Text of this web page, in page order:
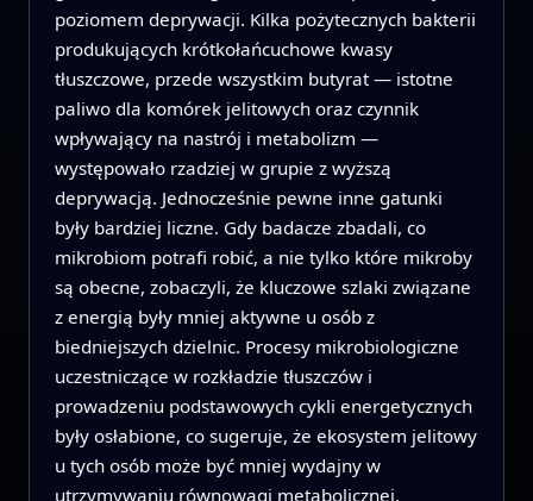
poziomem deprywacji. Kilka pożytecznych bakterii
produkujących krótkołańcuchowe kwasy
tłuszczowe, przede wszystkim butyrat — istotne
paliwo dla komórek jelitowych oraz czynnik
wpływający na nastrój i metabolizm —
występowało rzadziej w grupie z wyższą
deprywacją. Jednocześnie pewne inne gatunki
były bardziej liczne. Gdy badacze zbadali, co
mikrobiom potrafi robić, a nie tylko które mikroby
są obecne, zobaczyli, że kluczowe szlaki związane
z energią były mniej aktywne u osób z
biedniejszych dzielnic. Procesy mikrobiologiczne
uczestniczące w rozkładzie tłuszczów i
prowadzeniu podstawowych cykli energetycznych
były osłabione, co sugeruje, że ekosystem jelitowy
u tych osób może być mniej wydajny w
utrzymywaniu równowagi metabolicznej.